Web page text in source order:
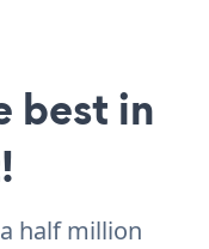
best in
half million